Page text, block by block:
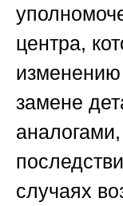
центра,
изменению
замене
случаях